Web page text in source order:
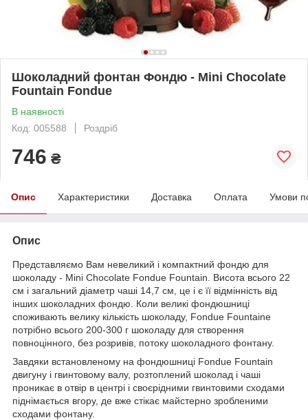
Шоколадний фонтан Фондю - Mini Chocolate
Fountain Fondue
В наявності
Код: 005588
Роздріб
746 ₴
Опис Характеристики Доставка Оплата Умови
Опис
Представляємо Вам невеликий і компактний фондю для
шоколаду - Mini Chocolate Fondue Fountain. Висота всього 22
см і загальний діаметр чаші 14,7 см, це і є її відмінність від
інших шоколадних фондю. Коли великі фондюшниці
споживають велику кількість шоколаду, Fondue Fountaine
потрібно всього 200-300 г шоколаду для створення
повноцінного, без розривів, потоку шоколадного фонтану.
Завдяки встановленому на фондюшниці Fondue Fountain
двигуну і гвинтовому валу, розтоплений шоколад і чаші
проникає в отвір в центрі і своєрідними гвинтовими сходами
піднімається вгору, де вже стікає майстерно зробленими
сходами фонтану.